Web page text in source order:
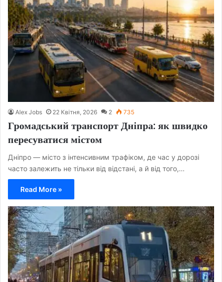
Alex Jobs 22 Квітня, 2026 2 735
Громадський транспорт Дніпра: як швидко
пересуватися містом
Дніпро — місто з інтенсивним трафіком, де час у дорозі
часто залежить не тільки від відстані, а й від того,…
Read More »